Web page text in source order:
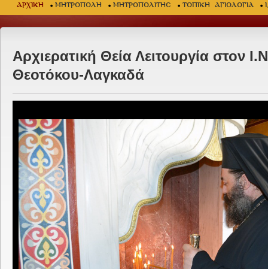
ΑΡΧΙΚΗ ΜΗΤΡΟΠΟΛΗ ΜΗΤΡΟΠΟΛΙΤΗΣ ΤΟΠΙΚΗ ΑΓΙΟΛΟΓΙΑ
Αρχιερατική Θεία Λειτουργία στον
Θεοτόκου-Λαγκαδά